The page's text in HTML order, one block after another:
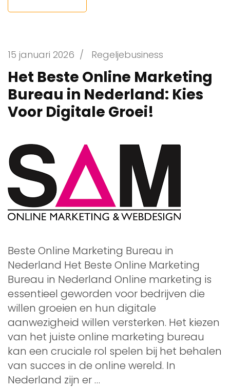
15 januari 2026 / Regeljebusiness
Het Beste Online Marketing
Bureau in Nederland: Kies
Voor Digitale Groei!
Beste Online Marketing Bureau in
Nederland Het Beste Online Marketing
Bureau in Nederland Online marketing is
essentieel geworden voor bedrijven die
willen groeien en hun digitale
aanwezigheid willen versterken. Het kiezen
van het juiste online marketing bureau
kan een cruciale rol spelen bij het behalen
van succes in de online wereld. In
Nederland zijn er …